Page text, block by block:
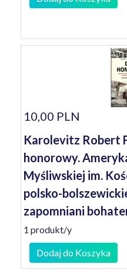
10,00 PLN
Karolevitz Robert
honorowy.
Myśliwskiej im.
polsko-
zapomniani
1 produkt/y
Dodaj do Koszyka